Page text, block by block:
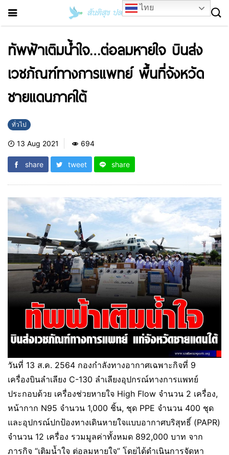
ทัพฟ้าเติมน้ำใจ…ต่อลมหายใจ บินส่ง
เวชภัณฑ์ทางการแพทย์ พื้นที่จังหวัด
ชายแดนภาคใต้
ทั่วไป
13 Aug 2021 694
share tweet share
วันที่ 13 ส.ค. 2564 กองกำลังทางอากาศเฉพาะกิจที่ 9
เครื่องบินลำเลียง C-130 ลำเลียงอุปกรณ์ทางการแพทย์
ประกอบด้วย เครื่องช่วยหายใจ High Flow จำนวน 2 เครื่อง,
หน้ากาก N95 จำนวน 1,000 ชิ้น, ชุด PPE จำนวน 400 ชุด
และอุปกรณ์ปกป้องทางเดินหายใจแบบอากาศบริสุทธิ์ (PAPR)
จำนวน 12 เครื่อง รวมมูลค่าทั้งหมด 892,000 บาท จาก
ภารกิจ “เติมน้ำใจ ต่อลมหายใจ” โดยได้ดำเนินการจัดหา
ไทย